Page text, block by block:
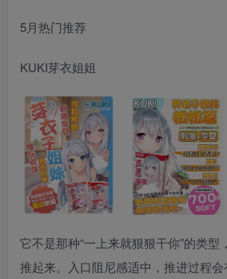
5月热门推荐
KUKI芽衣姐姐
它不是那种“一上来就狠狠干你”的类型
推起来。入口阻尼感适中，推进过程会